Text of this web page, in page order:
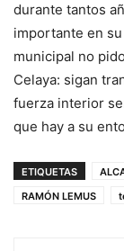
durante tantos
importante en
municipal no
Celaya: sigan
fuerza interior
que hay a su
ETIQUETAS
RAMÓN LEMUS